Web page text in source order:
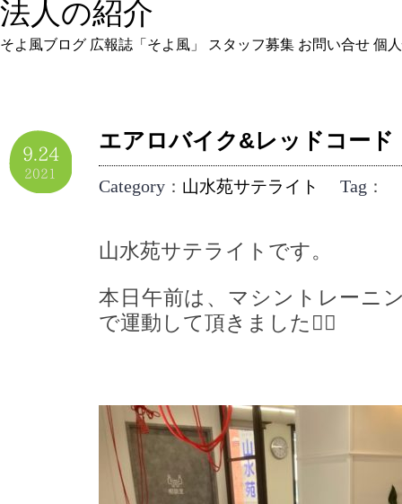
法人の紹介
そよ風ブログ 広報誌「そよ風」 スタッフ募集 お問い合せ 個
9.24
2021
エアロバイク&レッドコード
Category ： 山水苑サテライト Tag ：
山水苑サテライトです。
本日午前は、マシントレーニ
で運動して頂きました🚴‍♂️